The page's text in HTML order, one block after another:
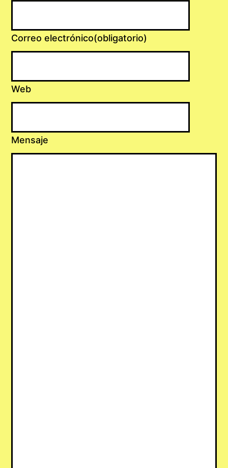
Correo electrónico(obligatorio)
Web
Mensaje